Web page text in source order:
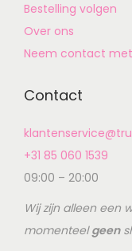
Bestelling volgen
Over ons
Neem contact
Contact
+31 85 060 1539
09:00 – 20:00
Wij zijn alleen een
momenteelgeen